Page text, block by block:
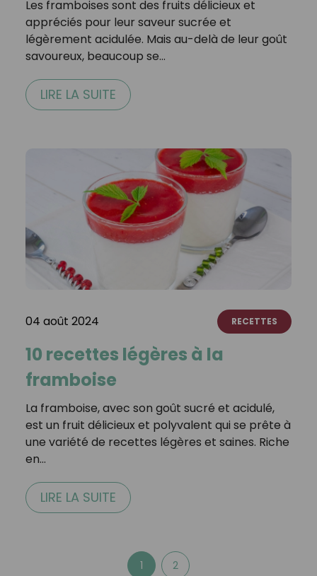
Les framboises sont des fruits délicieux et
appréciés pour leur saveur sucrée et
légèrement acidulée. Mais au-delà de leur goût
savoureux, beaucoup se…
LIRE LA SUITE
04 août 2024 RECETTES
10 recettes légères à la
framboise
La framboise, avec son goût sucré et acidulé,
est un fruit délicieux et polyvalent qui se prête à
une variété de recettes légères et saines. Riche
en…
LIRE LA SUITE
1 2